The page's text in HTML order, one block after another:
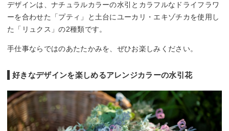
デザインは、ナチュラルカラーの水引とカラフルなドライフラワ
ーを合わせた「プティ」と土台にユーカリ・エキゾチカを使用し
た「リュクス」の2種類です。
手仕事ならではのあたたかみを、ぜひお楽しみください。
好きなデザインを楽しめるアレンジカラーの水引花